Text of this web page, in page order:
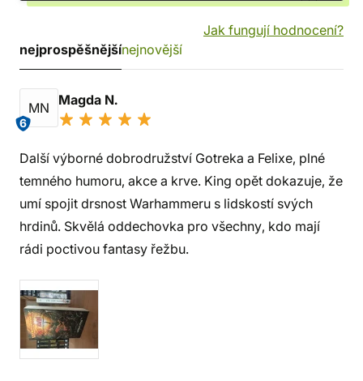
Jak fungují hodnocení?
nejprospěšnějšínejnovější
MN
6
Magda N.
Další výborné dobrodružství Gotreka a Felixe, plné
temného humoru, akce a krve. King opět dokazuje, že
umí spojit drsnost Warhammeru s lidskostí svých
hrdinů. Skvělá oddechovka pro všechny, kdo mají
rádi poctivou fantasy řežbu.